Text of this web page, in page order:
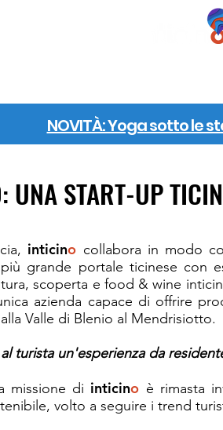
NOVITÀ: Yoga sotto le
UNA START-UP
inticino collabora in modo
grande portale ticinese con
scoperta e food & wine
azienda capace di offrire
Valle di Blenio al Mendrisiotto.
turista un'esperienza da
missione di inticino è rimasta
volto a seguire i trend